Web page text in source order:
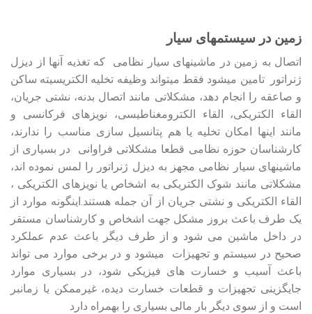
زمین در سیستمهای سیار
اتصال به زمین در ماشینهای سیار نظامی که تغذیه آنها از دیزل
ژنراتور تامین می‏شود فقط می‏تواند وظیفه تخلیه الکتریسیته ساکن
و صاعقه را انجام دهد، مشکلاتی مانند اتصال بدنه، نشتی جریان،
القاء الکتریکی، القاء الکترومغناطیسی، نویزهای فرکانسی و
مانند اینها امکان تخلیه یا هم پتانسیل سازی مناسب را ندارند،
کارشناسان حوزه نظامی قطعا مشکلاتی فراوانی در بسیاری از
ماشین‏های سیار نظامی مجهز به دیزل ژنراتور را لمس نموده اند،
مشکلاتی مانند شوک الکتریکی به اشخاص یا نویزهای الکتریکی ،
القاء الکتریکی و نشتی جریان از آن جمله هستند.اینگونه موارد از
یک طرف باعث بروز مشکل جهت اشخاص و کارشناسان مستقر
در داخل ماشین می‏ شود و از طرف دیگر باعث عدم عملکرد
صحیح در سیستم و تجهیزات می‏شود و در برخی موارد می تواند
باعث آسیب و خسارت های فیزیکی شود، در بسیاری موارد
جایگزینی تجهیزات و قطعات خسارت دیده، غیرممکن یا زمانبر
است و از سوی دیگر بار مالی بسیاری را بهمراه دارد